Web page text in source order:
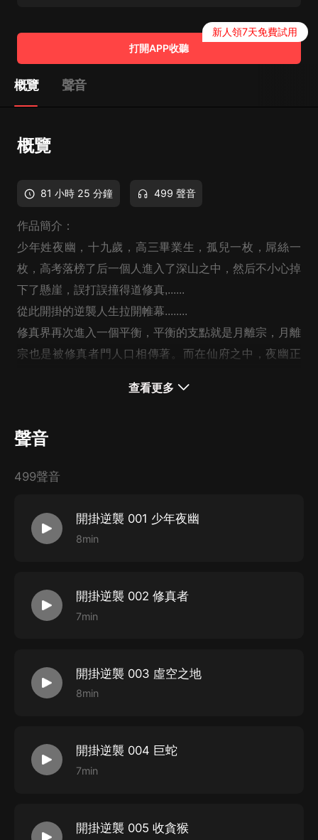
打開APP收聽
新人領7天免費試用
概覽 聲音
概覽
81 小時 25 分鐘 499 聲音
作品簡介：
少年姓夜幽，十九歲，高三畢業生，孤兒一枚，屌絲一
枚，高考落榜了后一個人進入了深山之中，然后不小心掉
下了懸崖，誤打誤撞得道修真,......
從此開掛的逆襲人生拉開帷幕........
修真界再次進入一個平衡，平衡的支點就是月離宗，月離
宗也是被修真者門人口相傳著。而在仙府之中，夜幽正
是，這些‘花’發出了叫聲.......。
查看更多
聲音
499聲音
開掛逆襲 001 少年夜幽
8min
開掛逆襲 002 修真者
7min
開掛逆襲 003 虛空之地
8min
開掛逆襲 004 巨蛇
7min
開掛逆襲 005 收貪猴